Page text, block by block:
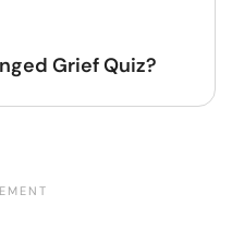
Grief Quiz?